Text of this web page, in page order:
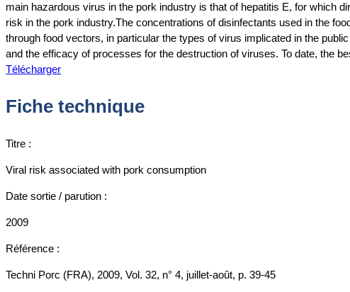
main hazardous virus in the pork industry is that of hepatitis E, for which
risk in the pork industry.The concentrations of disinfectants used in the
through food vectors, in particular the types of virus implicated in the
and the efficacy of processes for the destruction of viruses. To date, the
Télécharger
Fiche technique
Titre :
Viral risk associated with pork consumption
Date sortie / parution :
2009
Référence :
Techni Porc (FRA), 2009, Vol. 32, n° 4, juillet-août, p. 39-45